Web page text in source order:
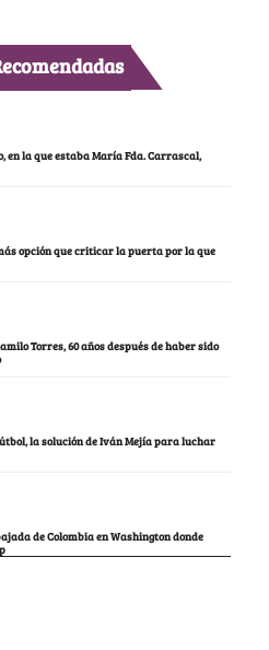
en la que estaba María Fda. Carrascal,
opción que criticar la puerta por la que
Torres, 60 años después de haber sido
la solución de Iván Mejía para luchar
de Colombia en Washington donde